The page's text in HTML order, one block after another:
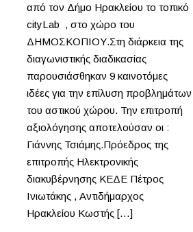
από τον Δήμο Ηρακλείου το τοπικό
cityLab , στο χώρο του
ΔΗΜΟΣΚΟΠΙΟΥ.Στη διάρκεια της
διαγωνιστικής διαδικασίας
παρουσιάσθηκαν 9 καινοτόμες
ιδέες για την επίλυση προβλημάτων
του αστικού χώρου. Την επιτροπή
αξιολόγησης αποτελούσαν οι :
Γιάννης Τσιάμης.Πρόεδρος της
επιτροπής Ηλεκτρονικής
διακυβέρνησης ΚΕΔΕ Πέτρος
Ινιωτάκης , Αντιδήμαρχος
Ηρακλείου Κωστής […]